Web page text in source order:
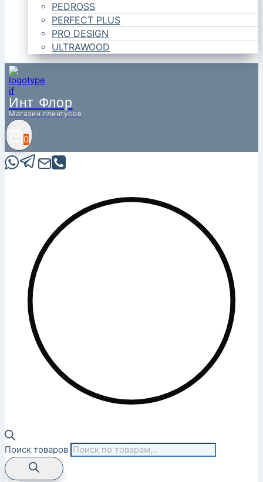
PEDROSS
PERFECT PLUS
PRO DESIGN
ULTRAWOOD
Инт Флор
Магазин плинтусов
0
Поиск товаров